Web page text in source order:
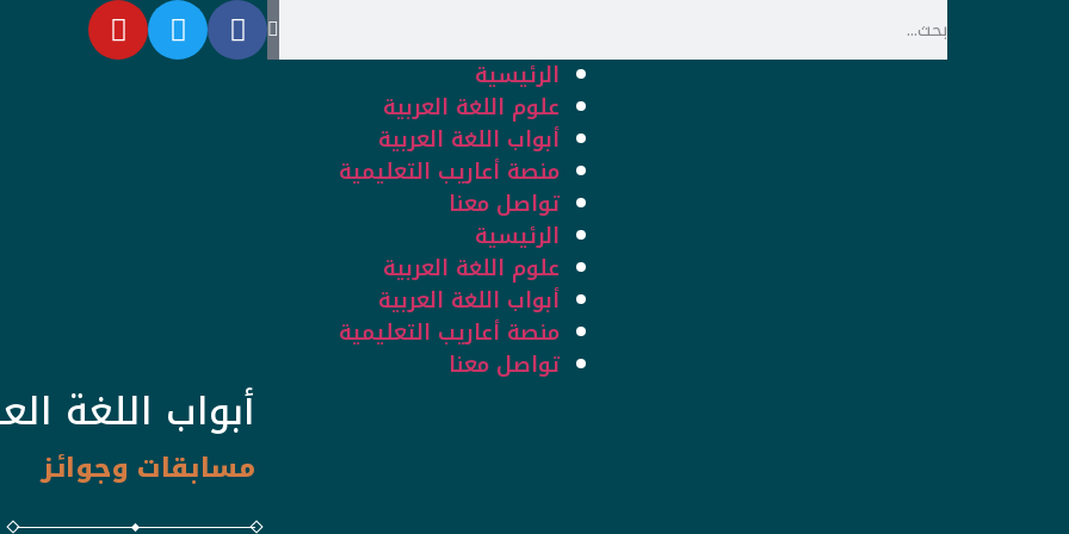
الرئيسية
علوم اللغة العربية
أبواب اللغة العربية
منصة أعاريب التعليمية
تواصل معنا
الرئيسية
علوم اللغة العربية
أبواب اللغة العربية
منصة أعاريب التعليمية
تواصل معنا
أبواب اللغة
مسابقات وجوائز